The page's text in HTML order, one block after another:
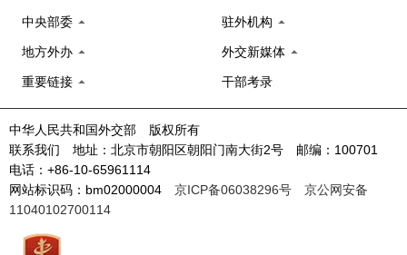
中央部委 驻外机构
地方外办 外交新媒体
重要链接 干部考录
中华人民共和国外交部 版权所有
联系我们 地址：北京市朝阳区朝阳门南大街2号 邮编：100701
电话：+86-10-65961114
网站标识码：bm02000004 京ICP备06038296号
京公网安备
11040102700114